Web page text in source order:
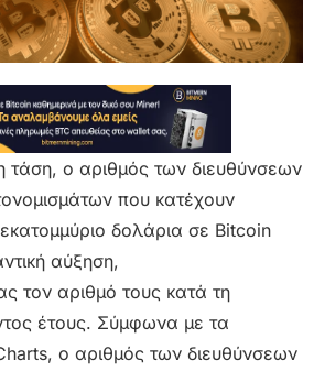
τάση, ο αριθμός των διευθύνσεων
που κατέχουν
δολάρια σε Bitcoin
αύξηση,
τον αριθμό τους κατά τη
έτους. Σύμφωνα με τα
ο αριθμός των διευθύνσεων